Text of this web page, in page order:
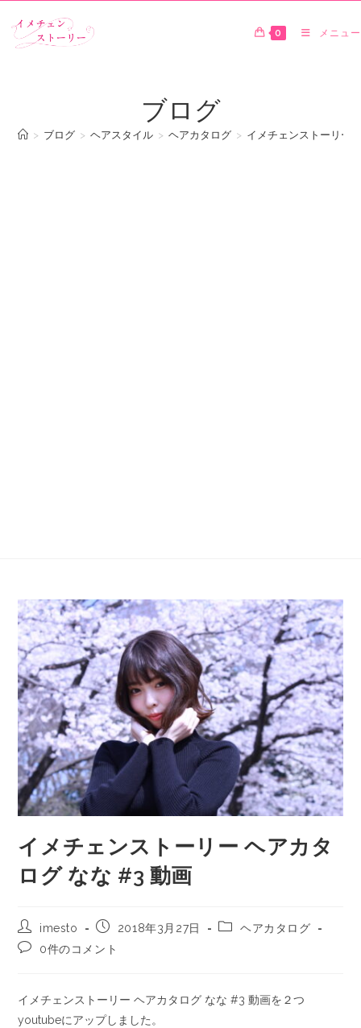
0 メニュー
ブログ
> ブログ > ヘアスタイル > ヘアカタログ > イメチェンストーリー
イメチェンストーリー ヘアカタ
ログ なな #3 動画
imesto 2018年3月27日
ヘアカタログ
0件のコメント
イメチェンストーリー ヘアカタログ なな #3 動画を２つ
youtubeにアップしました。